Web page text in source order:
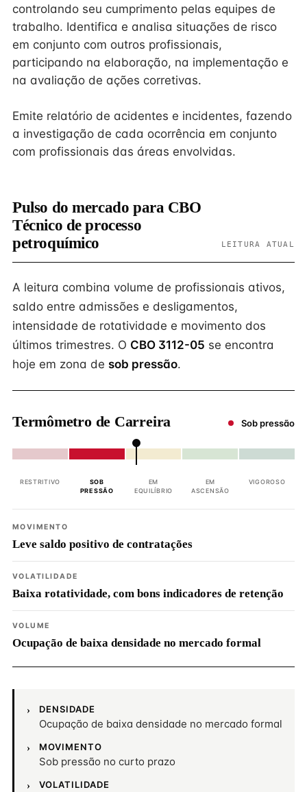
controlando seu cumprimento pelas equipes de
trabalho. Identifica e analisa situações de risco
em conjunto com outros profissionais,
participando na elaboração, na implementação e
na avaliação de ações corretivas.
Emite relatório de acidentes e incidentes, fazendo
a investigação de cada ocorrência em conjunto
com profissionais das áreas envolvidas.
Pulso do mercado para CBO
Técnico de processo
petroquímico
LEITURA ATUAL
A leitura combina volume de profissionais ativos,
saldo entre admissões e desligamentos,
intensidade de rotatividade e movimento dos
últimos trimestres. O CBO 3112-05 se encontra
hoje em zona de sob pressão.
Termômetro de Carreira Sob pressão
RESTRITIVO
SOB
PRESSÃO
EM
EQUILÍBRIO
EM
ASCENSÃO
VIGOROSO
MOVIMENTO
Leve saldo positivo de contratações
VOLATILIDADE
Baixa rotatividade, com bons indicadores de retenção
VOLUME
Ocupação de baixa densidade no mercado formal
DENSIDADE
Ocupação de baixa densidade no mercado formal
MOVIMENTO
Sob pressão no curto prazo
VOLATILIDADE